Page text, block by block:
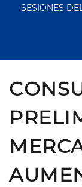
SESIONES